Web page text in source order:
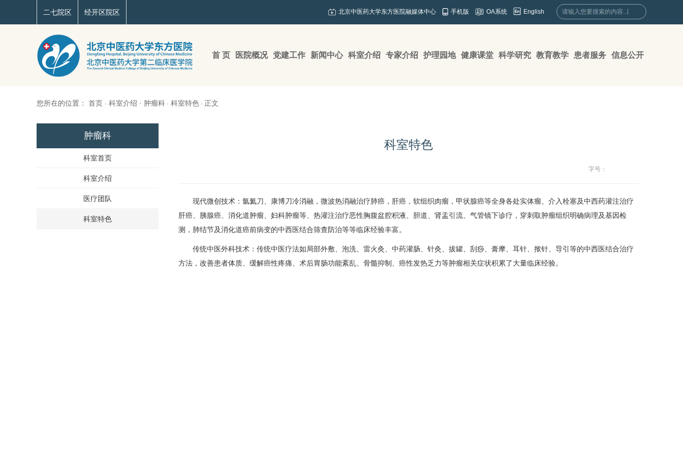
二七院区 经开区院区 北京中医药大学东方医院融媒体中心 手机版 OA系统 English
首 页 医院概况 党建工作 新闻中心 科室介绍 专家介绍 护理园地 健康课堂 科学研究 教育教学 患者服务 信息公开
您所在的位置： 首页 · 科室介绍 · 肿瘤科 · 科室特色 · 正文
肿瘤科
科室首页
科室介绍
医疗团队
科室特色
科室特色
字号：
现代微创技术：氩氦刀、康博刀冷消融，微波热消融治疗肺癌 ，肝癌，软组织肉瘤，甲状腺癌等全身各处实体瘤、介入栓塞及中西药灌注治疗
肝癌、胰腺癌、消化道肿瘤、 妇科肿瘤等、热灌注治疗恶性胸腹盆腔积液、胆道、肾盂引流、气管镜下诊疗，穿刺取肿瘤组织明确病理及基因检
测， 肺结节及消化道癌前病变的中西医结合筛查防治等等临床经验丰富。
传统中医外科技术：传统中医疗法如局部外敷、泡洗、雷火灸、中药灌肠、针灸、拔罐、刮痧、膏摩、耳针、揿针、导引等的中西医结合治疗
方法，改善患者体质、缓解癌性疼痛、术后胃肠功能紊乱、骨髓抑制、癌性发热乏力等肿瘤相关症状积累了大量临床经验。